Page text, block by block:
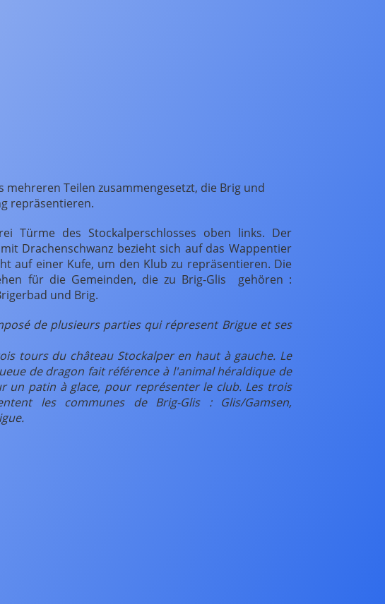
mehreren Teilen zusammengesetzt, die Brig und
repräsentieren.
Türme des Stockalperschlosses oben links. Der
Drachenschwanz bezieht sich auf das Wappentier
auf einer Kufe, um den Klub zu repräsentieren. Die
für die Gemeinden, die zu Brig-Glis gehören :
und Brig.
de plusieurs parties qui répresent Brigue et ses
tours du château Stockalper en haut à gauche. Le
de dragon fait référence à l'animal héraldique de
un patin à glace, pour représenter le club. Les trois
les communes de Brig-Glis : Glis/Gamsen,